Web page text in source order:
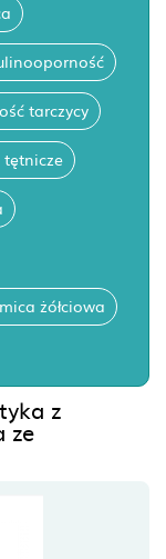
tarczycy
żółciowa
z
ze